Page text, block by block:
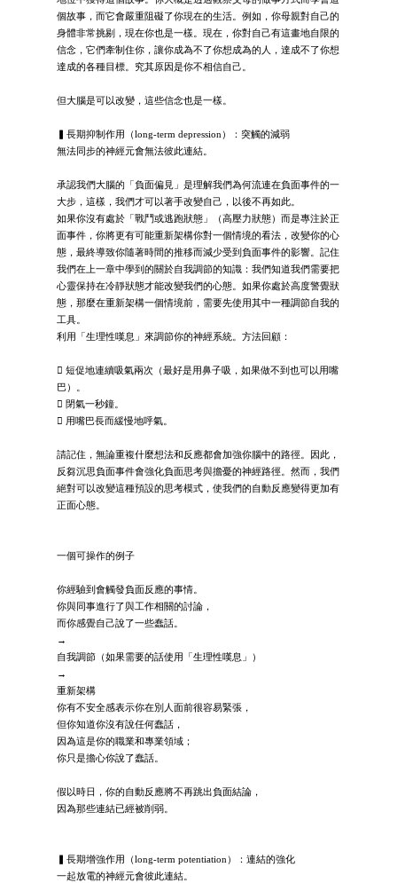
個故事，而它會嚴重阻礙了你現在的生活。例如，你母親對自己的
身體非常挑剔，現在你也是一樣。現在，你對自己有這畫地自限的
信念，它們牽制住你，讓你成為不了你想成為的人，達成不了你想
達成的各種目標。究其原因是你不相信自己。
但大腦是可以改變，這些信念也是一樣。
▍長期抑制作用（long-term depression）：突觸的減弱
無法同步的神經元會無法彼此連結。
承認我們大腦的「負面偏見」是理解我們為何流連在負面事件的一
大步，這樣，我們才可以著手改變自己，以後不再如此。
如果你沒有處於「戰鬥或逃跑狀態」（高壓力狀態）而是專注於正
面事件，你將更有可能重新架構你對一個情境的看法，改變你的心
態，最終導致你隨著時間的推移而減少受到負面事件的影響。記住
我們在上一章中學到的關於自我調節的知識：我們知道我們需要把
心靈保持在冷靜狀態才能改變我們的心態。如果你處於高度警覺狀
態，那麼在重新架構一個情境前，需要先使用其中一種調節自我的
工具。
利用「生理性嘆息」來調節你的神經系統。方法回顧：
 短促地連續吸氣兩次（最好是用鼻子吸，如果做不到也可以用嘴
巴）。
 閉氣一秒鐘。
 用嘴巴長而緩慢地呼氣。
請記住，無論重複什麼想法和反應都會加強你腦中的路徑。因此，
反芻沉思負面事件會強化負面思考與擔憂的神經路徑。然而，我們
絕對可以改變這種預設的思考模式，使我們的自動反應變得更加有
正面心態。
一個可操作的例子
你經驗到會觸發負面反應的事情。
你與同事進行了與工作相關的討論，
而你感覺自己說了一些蠢話。
→
自我調節（如果需要的話使用「生理性嘆息」）
→
重新架構
你有不安全感表示你在別人面前很容易緊張，
但你知道你沒有說任何蠢話，
因為這是你的職業和專業領域；
你只是擔心你說了蠢話。
假以時日，你的自動反應將不再跳出負面結論，
因為那些連結已經被削弱。
▍長期增強作用（long-term potentiation）：連結的強化
一起放電的神經元會彼此連結。